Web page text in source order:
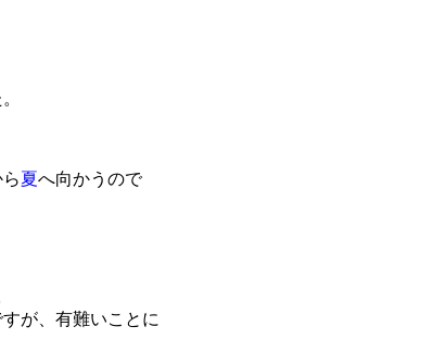
夏へ向かうので
が、有難いことに